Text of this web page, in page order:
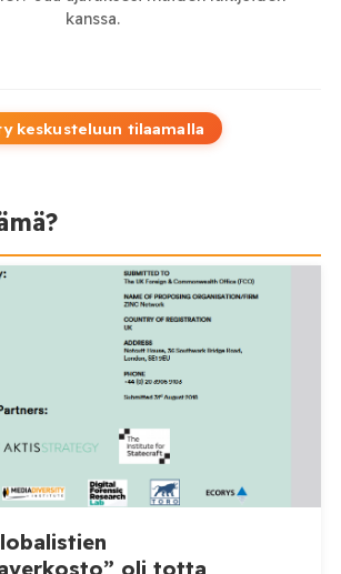
kanssa.
keskusteluun tilaamalla